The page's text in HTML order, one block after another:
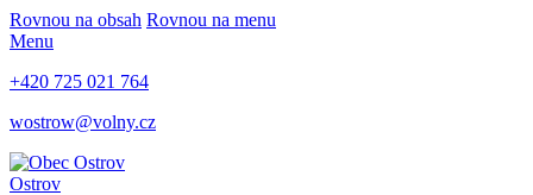
Rovnou na obsah Rovnou na menu
Menu
+420 725 021 764
wostrow@volny.cz
Ostrov